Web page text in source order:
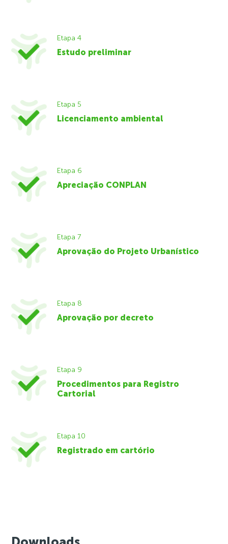
Etapa 4
Estudo preliminar
Etapa 5
Licenciamento ambiental
Etapa 6
Apreciação CONPLAN
Etapa 7
Aprovação do Projeto Urbanístico
Etapa 8
Aprovação por decreto
Etapa 9
Procedimentos para Registro
Cartorial
Etapa 10
Registrado em cartório